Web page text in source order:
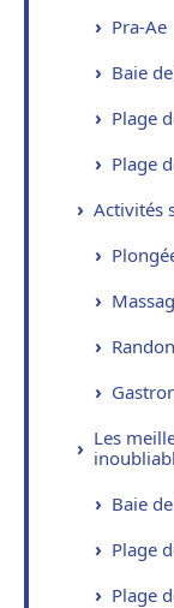
Pra-Ae
Baie
Plage
Plage
Activités
Les
Baie
Plage
Plage